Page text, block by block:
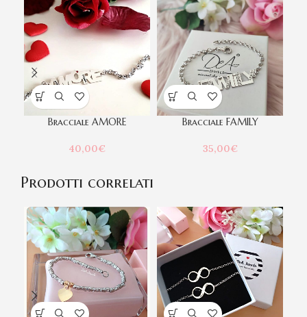
Bracciale AMORE
40,00€
Bracciale FAMILY
35,00€
Prodotti correlati